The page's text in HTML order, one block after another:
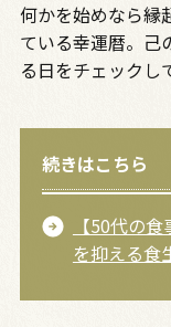
何かを始めなら縁
ている幸運暦。己
る日をチェックし
続きはこちら
【50代の
を抑える食